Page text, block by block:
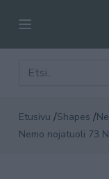
Etusivu /Shapes /
Nemo nojatuoli 73